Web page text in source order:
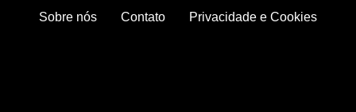
Sobre nós Contato Privacidade e Cookies